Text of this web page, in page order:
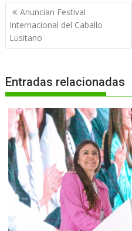
Navegación
de
entradas
Anuncian Festival
Internacional del Caballo
Lusitano
Entradas relacionadas